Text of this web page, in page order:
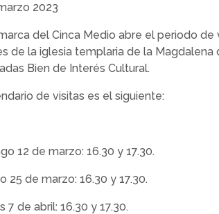
2023
del Cinca Medio abre el periodo de
de la iglesia templaria de la Magdalena
Bien de Interés Cultural.
de visitas es el siguiente:
12 de marzo: 16.30 y 17.30.
25 de marzo: 16.30 y 17.30.
7 de abril: 16.30 y 17.30.